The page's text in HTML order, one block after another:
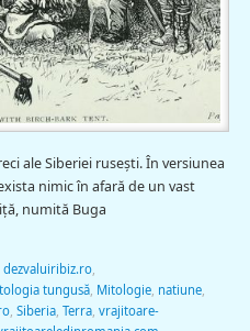
ale Siberiei ruseşti. În versiunea
nimic în afară de un vast
numită Buga
dezvaluiribiz.ro,
tungusă, Mitologie, natiune,
, Siberia, Terra, vrajitoare-